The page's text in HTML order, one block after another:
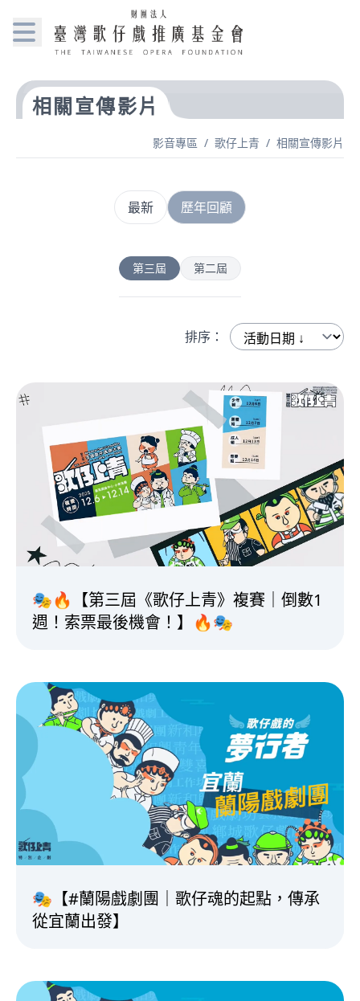
相關宣傳影片
影音專區 / 歌仔上青 / 相關宣傳影片
最新 歷年回顧
第三屆 第二屆
排序：
🎭🔥【第三屆《歌仔上青》複賽｜倒數1
週！索票最後機會！】🔥🎭
🎭【#蘭陽戲劇團｜歌仔魂的起點，傳承
從宜蘭出發】